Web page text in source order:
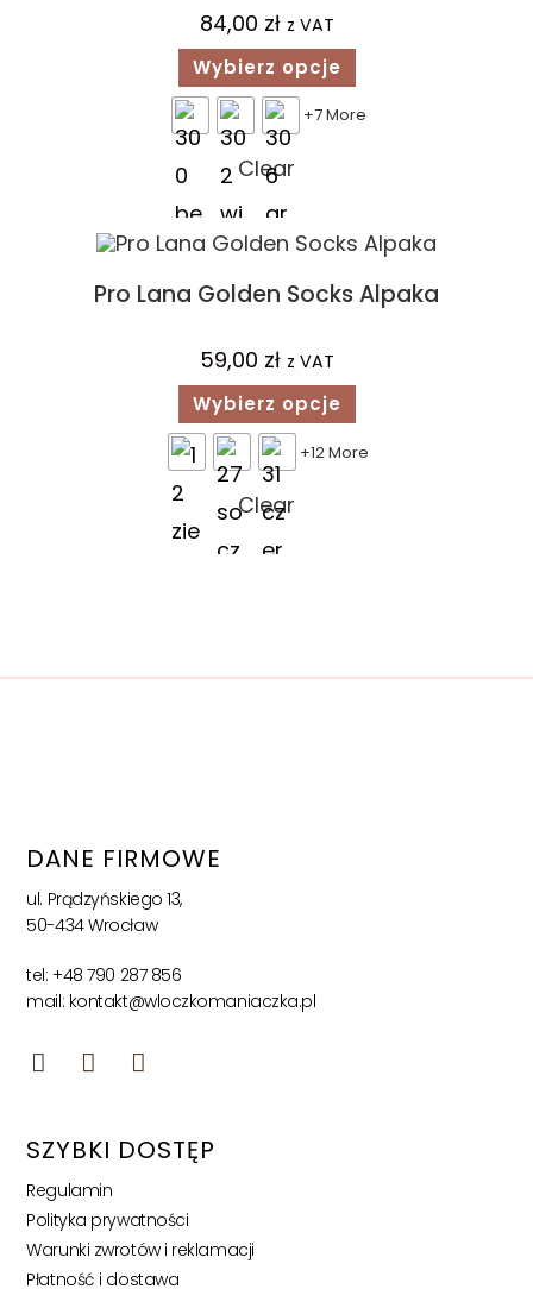
84,00 zł z VAT
Wybierz opcje
+7 More
Clear
Pro Lana Golden Socks Alpaka
59,00 zł z VAT
Wybierz opcje
+12 More
Clear
DANE FIRMOWE
ul. Prądzyńskiego 13,
50-434 Wrocław
tel: +48 790 287 856
mail: kontakt@wloczkomaniaczka.pl
SZYBKI DOSTĘP
Regulamin
Polityka prywatności
Warunki zwrotów i reklamacji
Płatność i dostawa